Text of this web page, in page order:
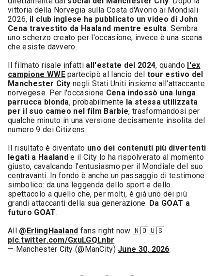
vittoria della Norvegia sulla Costa d'Avorio ai Mondiali
2026, il club inglese ha pubblicato un video di John
Cena travestito da Haaland mentre esulta. Sembra
uno scherzo creato per l'occasione, invece è una scena
che esiste davvero.
Il filmato risale infatti all'estate del 2024, quando l'ex
campione WWEpartecipò al lancio del tour estivo del
Manchester City negli Stati Uniti insieme all'attaccante
norvegese. Per l'occasione Cena indossò una lunga
parrucca bionda, probabilmente la stessa utilizzata
per il suo cameo nel film Barbie, trasformandosi per
qualche minuto in una versione decisamente insolita del
numero 9 dei Citizens.
Il risultato è diventato uno dei contenuti più divertenti
legati a Haaland e il City lo ha rispolverato al momento
giusto, cavalcando l'entusiasmo per il Mondiale del suo
centravanti. In fondo è anche un passaggio di testimone
simbolico: da una leggenda dello sport e dello
spettacolo a quello che, per molti, è già uno dei più
grandi attaccanti della sua generazione. Da GOAT a
futuro GOAT.
All @ErlingHaaland fans right now 🇳🇴🇺🇸
pic.twitter.com/GxuLGQLnbr
— Manchester City (@ManCity) June 30, 2026